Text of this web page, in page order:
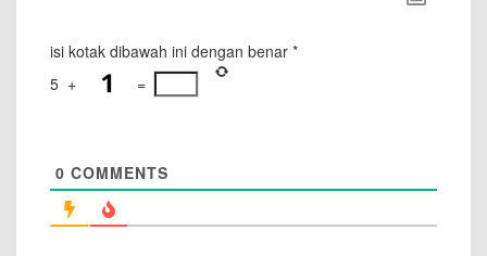
isi kotak dibawah ini dengan benar *
5 + =
0 COMMENTS